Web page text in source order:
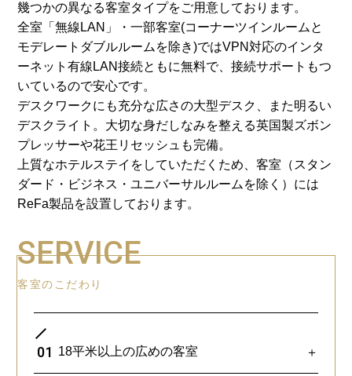
幾つかの異なる客室タイプをご用意しております。
全室「無線LAN」・一部客室(コーナーツインルームと
モデレートダブルルームを除き)ではVPN対応のインタ
ーネット有線LAN接続ともに無料で、接続サポートもつ
いているので安心です。
デスクワークにも充分な広さの大型デスク、また明るい
デスクライト。大切な身だしなみを整える英国製ズボン
プレッサーや花王リセッシュも完備。
上質なホテルステイをしていただくため、客室（スタン
ダード・ビジネス・ユニバーサルルームを除く）には
ReFa製品を設置しております。
SERVICE
客室のこだわり
01 18平米以上の広めの客室 ＋